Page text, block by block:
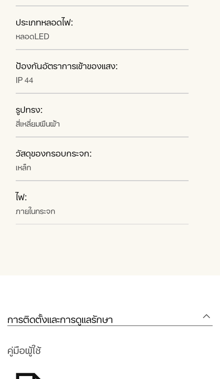
ประเภทหลอดไฟ:
หลอดLED
ป้องกันอัตราการเข้าของแสง:
IP 44
รูปทรง:
สี่เหลี่ยมผืนผ้า
วัสดุของกรอบกระจก:
เหล็ก
ไฟ:
ภายในกระจก
การติดตั้งและการดูแลรักษา
คู่มือผู้ใช้